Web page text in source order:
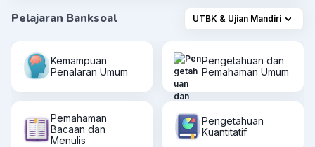
Pelajaran Banksoal UTBK & Ujian Mandiri
Kemampuan
Penalaran Umum
Pengetahuan dan
Pemahaman Umum
Pemahaman
Bacaan dan
Menulis
Pengetahuan
Kuantitatif